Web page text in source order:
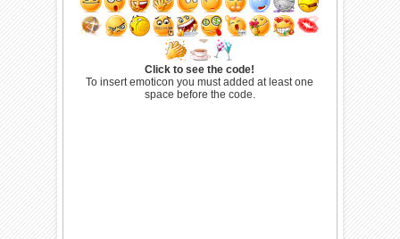
Click to see the code!
To insert emoticon you must added at least one
space before the code.